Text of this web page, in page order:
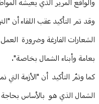
والواقع المرير الذي يعيشه
وقد تم التأكيد عقب اللقاء أن
الشعارات الفارغة وضرورة
بعامة وأبناء الشمال بخاصة".
الشمال الذي هو بالأساس